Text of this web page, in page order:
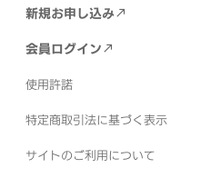
新規お申し込み
会員ログイン
使用許諾
特定商取引法に基づく表示
サイトのご利用について